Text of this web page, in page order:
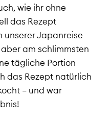
wie ihr ohne
das Rezept
unserer Japanreise
am schlimmsten
tägliche Portion
das Rezept natürlich
– und war